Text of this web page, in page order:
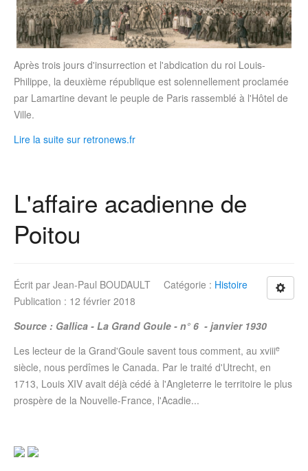
Après trois jours d'insurrection et l'abdication du roi Louis-
Philippe, la deuxième république est solennellement proclamée
par Lamartine devant le peuple de Paris rassemblé à l'Hôtel de
Ville.
Lire la suite sur retronews.fr
L'affaire acadienne de
Poitou
Écrit par Jean-Paul BOUDAULT Catégorie : Histoire
Publication : 12 février 2018
Source : Gallica - La Grand Goule - n° 6 - janvier 1930
Les lecteur de la Grand'Goule savent tous comment, au xviiie
siècle, nous perdîmes le Canada. Par le traité d'Utrecht, en
1713, Louis XIV avait déjà cédé à l'Angleterre le territoire le plus
prospère de la Nouvelle-France, l'Acadie...